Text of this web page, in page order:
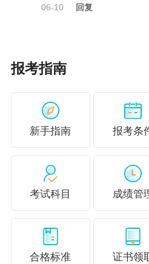
（二）申报方式
（一）个人提交申请。申
化申报要求，在规定时限
报系统提交申报材料，申
实性负责。申报人须分别
申报材料的论文公开发表
头文件等终结性材料证明。
06-10 回复
报考指南
新手指南 报考条
考试科目 成绩管
合格标准 证书领